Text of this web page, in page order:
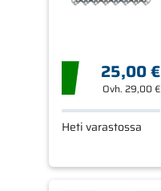
25,00 €
Ovh. 29,00 €
Heti varastossa